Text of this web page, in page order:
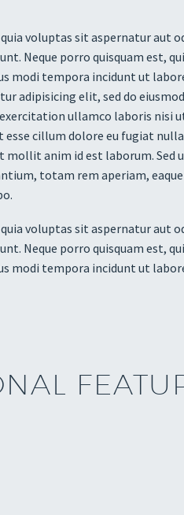
voluptas sit aspernatur aut
Neque porro quisquam est,
modi tempora incidunt ut
adipisicing elit, sed do
ullamco laboris nisi
cillum dolore eu fugiat
mollit anim id est laborum.
totam rem aperiam,
voluptas sit aspernatur aut
Neque porro quisquam est,
modi tempora incidunt ut